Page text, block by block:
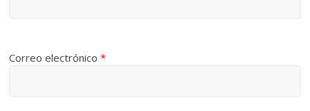
Correo electrónico*